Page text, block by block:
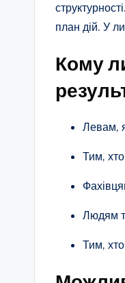
план дій. У
Кому
Левам,
Тим,
Людям
Тим,